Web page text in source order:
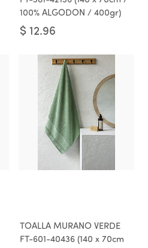
100% ALGODON / 400gr)
$ 12.96
TOALLA MURANO VERDE
FT-601-40436 (140 x 70cm